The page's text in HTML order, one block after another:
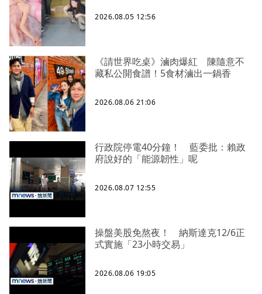
2026.08.05 12:56
《請世界吃桌》滷肉爆紅 陳隨意不
藏私公開食譜！5食材滷出一鍋香
2026.08.06 21:06
行政院停電40分鐘！ 藍委批：賴政
府說好的「能源韌性」呢
2026.08.07 12:55
操盤美股免熬夜！ 納斯達克12/6正
式實施「23小時交易」
2026.08.06 19:05